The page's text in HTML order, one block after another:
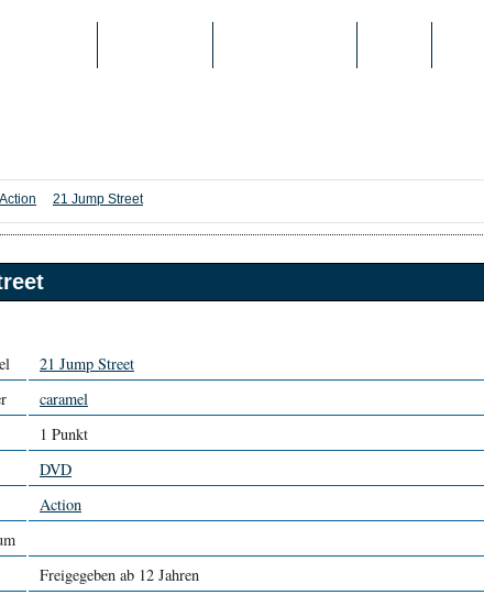
Action 21 Jump Street
21 Jump Street
caramel
1 Punkt
DVD
Action
Freigegeben ab 12 Jahren